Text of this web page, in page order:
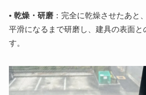
• 乾燥・研磨：完全に乾燥させたあと
平滑になるまで研磨し、建具の表面と
す。